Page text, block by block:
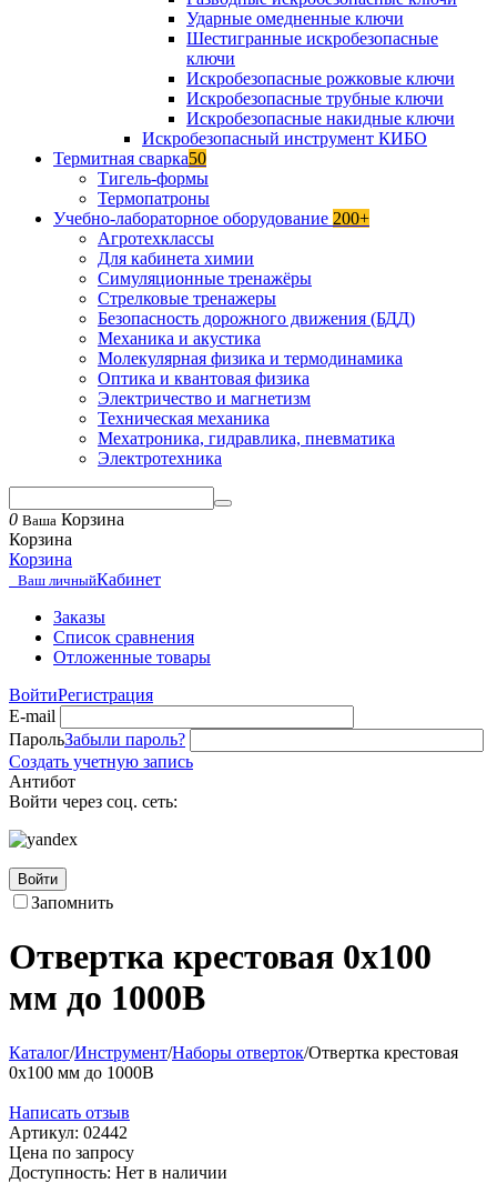
Ударные омедненные ключи
Шестигранные искробезопасные
ключи
Искробезопасные рожковые ключи
Искробезопасные трубные ключи
Искробезопасные накидные ключи
Искробезопасный инструмент КИБО
Термитная сварка50
Тигель-формы
Термопатроны
Учебно-лабораторное оборудование 200+
Агротехклассы
Для кабинета химии
Симуляционные тренажёры
Стрелковые тренажеры
Безопасность дорожного движения (БДД)
Механика и акустика
Молекулярная физика и термодинамика
Оптика и квантовая физика
Электричество и магнетизм
Техническая механика
Мехатроника, гидравлика, пневматика
Электротехника
0 Ваша Корзина
Корзина
Корзина
Ваш личныйКабинет
Заказы
Список сравнения
Отложенные товары
ВойтиРегистрация
E-mail
ПарольЗабыли пароль?
Создать учетную запись
Антибот
Войти через соц. сеть:
Войти
Запомнить
Отвертка крестовая 0х100
мм до 1000В
Каталог/Инструмент/Наборы отверток/Отвертка крестовая
0х100 мм до 1000В
Написать отзыв
Артикул: 02442
Цена по запросу
Доступность: Нет в наличии